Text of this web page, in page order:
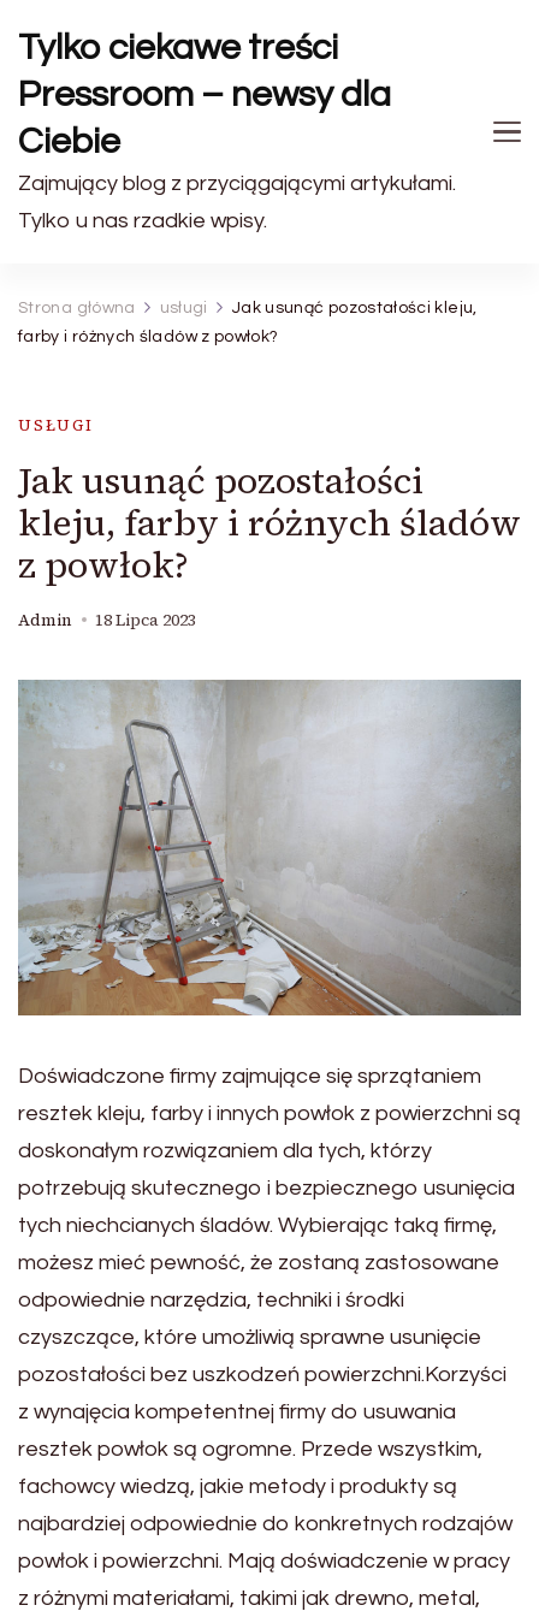
Tylko ciekawe treści
Pressroom – newsy dla
Ciebie
Zajmujący blog z przyciągającymi artykułami.
Tylko u nas rzadkie wpisy.
Strona główna usługi
Jak usunąć pozostałości kleju,
farby i różnych śladów z powłok?
USŁUGI
Jak usunąć pozostałości
kleju, farby i różnych śladów
z powłok?
Admin 18 Lipca 2023
Doświadczone firmy zajmujące się sprzątaniem
resztek kleju, farby i innych powłok z powierzchni są
doskonałym rozwiązaniem dla tych, którzy
potrzebują skutecznego i bezpiecznego usunięcia
tych niechcianych śladów. Wybierając taką firmę,
możesz mieć pewność, że zostaną zastosowane
odpowiednie narzędzia, techniki i środki
czyszczące, które umożliwią sprawne usunięcie
pozostałości bez uszkodzeń powierzchni.Korzyści
z wynajęcia kompetentnej firmy do usuwania
resztek powłok są ogromne. Przede wszystkim,
fachowcy wiedzą, jakie metody i produkty są
najbardziej odpowiednie do konkretnych rodzajów
powłok i powierzchni. Mają doświadczenie w pracy
z różnymi materiałami, takimi jak drewno, metal,